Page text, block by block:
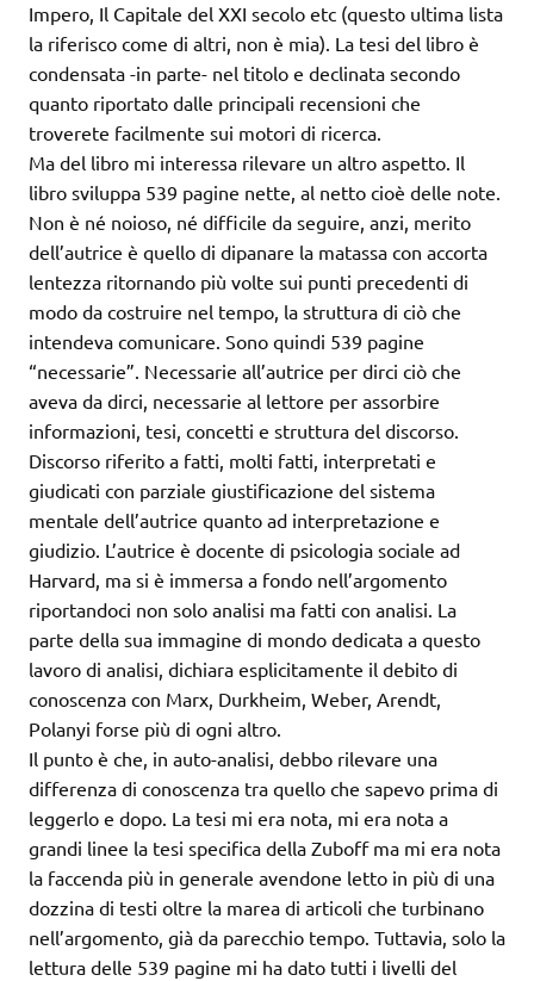
Impero, Il Capitale del XXI secolo etc (questo ultima lista
la riferisco come di altri, non è mia). La tesi del libro è
condensata -in parte- nel titolo e declinata secondo
quanto riportato dalle principali recensioni che
troverete facilmente sui motori di ricerca.
Ma del libro mi interessa rilevare un altro aspetto. Il
libro sviluppa 539 pagine nette, al netto cioè delle note.
Non è né noioso, né difficile da seguire, anzi, merito
dell’autrice è quello di dipanare la matassa con accorta
lentezza ritornando più volte sui punti precedenti di
modo da costruire nel tempo, la struttura di ciò che
intendeva comunicare. Sono quindi 539 pagine
“necessarie”. Necessarie all’autrice per dirci ciò che
aveva da dirci, necessarie al lettore per assorbire
informazioni, tesi, concetti e struttura del discorso.
Discorso riferito a fatti, molti fatti, interpretati e
giudicati con parziale giustificazione del sistema
mentale dell’autrice quanto ad interpretazione e
giudizio. L’autrice è docente di psicologia sociale ad
Harvard, ma si è immersa a fondo nell’argomento
riportandoci non solo analisi ma fatti con analisi. La
parte della sua immagine di mondo dedicata a questo
lavoro di analisi, dichiara esplicitamente il debito di
conoscenza con Marx, Durkheim, Weber, Arendt,
Polanyi forse più di ogni altro.
Il punto è che, in auto-analisi, debbo rilevare una
differenza di conoscenza tra quello che sapevo prima di
leggerlo e dopo. La tesi mi era nota, mi era nota a
grandi linee la tesi specifica della Zuboff ma mi era nota
la faccenda più in generale avendone letto in più di una
dozzina di testi oltre la marea di articoli che turbinano
nell’argomento, già da parecchio tempo. Tuttavia, solo la
lettura delle 539 pagine mi ha dato tutti i livelli del